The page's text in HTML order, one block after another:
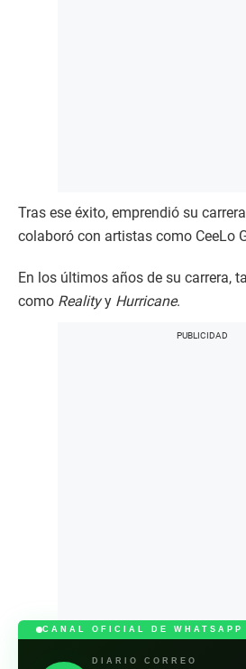
Tras ese éxito, emprendió su
colaboró con artistas como CeeLo
En los últimos años de su carrera,
como Realityy Hurricane.
CANAL OFICIAL DE WHATSAPP
DIARIO CORREO